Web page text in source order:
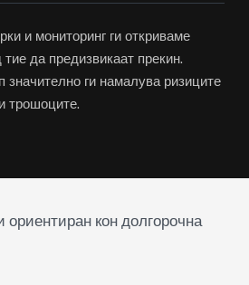
и мониторинг ги откриваме
да предизвикаат прекин.
значително ги намалува ризиците
и трошоците.
кон долгорочна